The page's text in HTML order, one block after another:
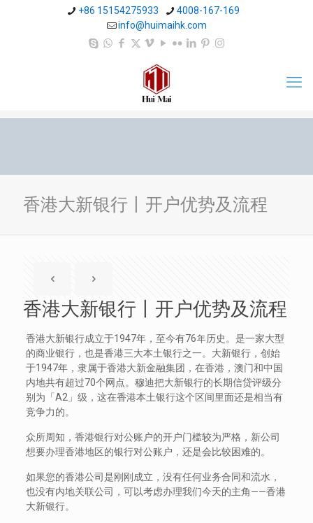
+86 15154275933
4008-167-169
info@huimaihk.com
香港大新银行丨开户优势及流程
香港大新银行丨开户优势及流程
香港大新银行成立于1947年，至今有76年历史。是一家大型
的商业银行，也是香港三大本土银行之一。大新银行，创始
于1947年，隶属于香港大新金融集团，在香港，澳门和中国
内地共有超过70个网点。穆迪把大新银行的长期信贷评级分
别为「A2」级，这在香港本土银行这个区间里面还是相当有
竞争力的。
众所周知，香港银行对公账户的开户门槛较为严格，新公司
想要办理香港地区的银行对公账户，还是会比较困难的。
如果您的香港公司是刚刚成立，没有任何业务合同和流水，
也没有内地关联公司，可以考虑办理我们今天的主角——香港
大新银行。